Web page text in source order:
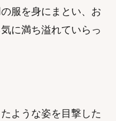
服を身にまとい、お
に満ち溢れていらっ
ような姿を目撃した